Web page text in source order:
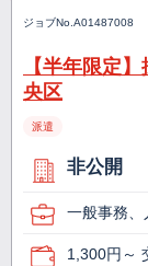
ジョブNo. A01487008
【半年限定
央区
派遣
非公開
一般事務、
1,300円～